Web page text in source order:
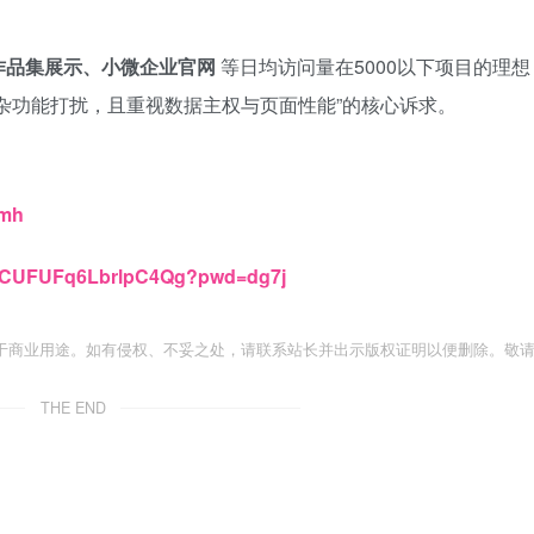
集展示、小微企业官网 等日均访问量在5000以下项目的理想
能打扰，且重视数据主权与页面性能”的核心诉求。
业用途。如有侵权、不妥之处，请联系站长并出示版权证明以便删除。敬请
THE END